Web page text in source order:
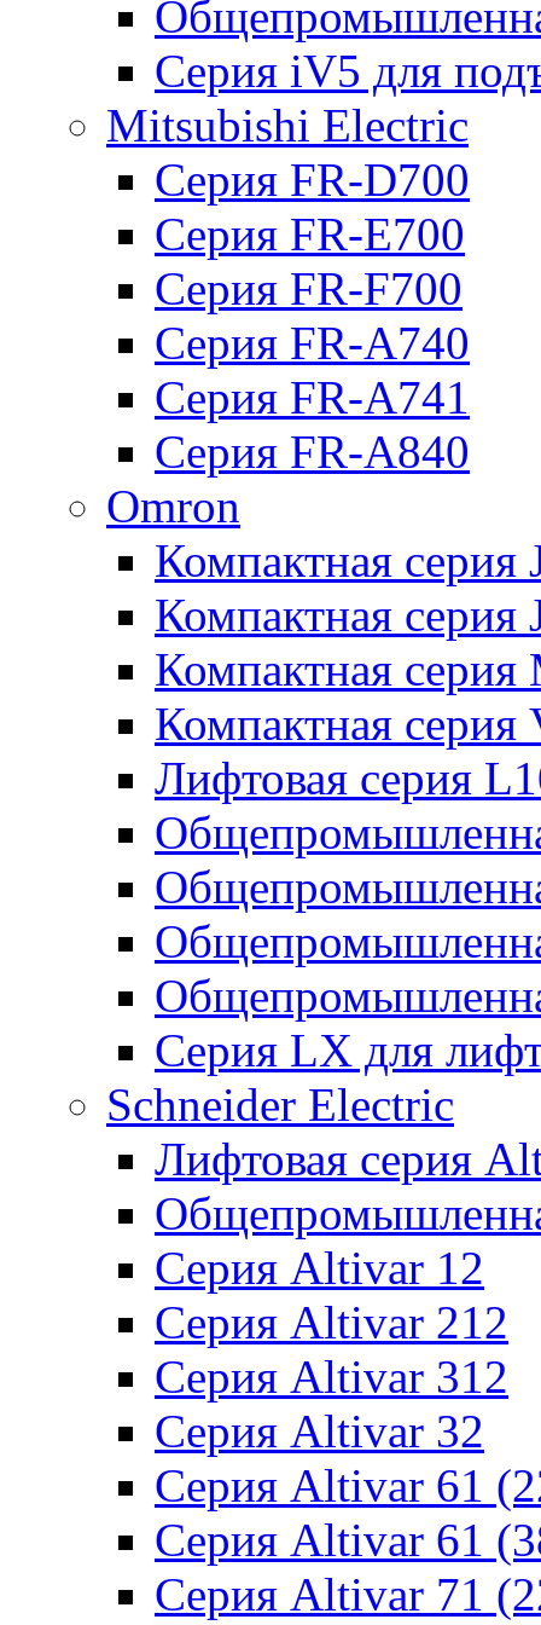
Серия iV5 для
Mitsubishi Electric
Серия FR-D700
Серия FR-E700
Серия FR-F700
Серия FR-А740
Серия FR-А741
Серия FR-А840
Omron
Компактная серия
Компактная серия
Компактная серия
Компактная серия
Лифтовая серия
Серия LX для
Schneider Electric
Лифтовая серия
Серия Altivar 12
Серия Altivar 212
Серия Altivar 312
Серия Altivar 32
Серия Altivar 61
Серия Altivar 61
Серия Altivar 71